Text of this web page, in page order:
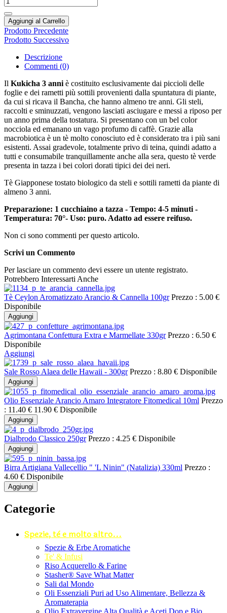
Aggiungi al Carrello
Prodotto Precedente
Prodotto Successivo
Descrizione
Commenti (0)
Il Kukicha 3 anni è costituito esclusivamente dai piccioli delle
foglie e dei rametti più sottili provenienti dalla spuntatura di piante,
da cui si ricava il Bancha, che hanno almeno tre anni. Gli steli,
raccolti e sminuzzati, vengono lasciati asciugare e messi a riposo per
un anno prima della tostatura. Si presentano con un bel color
nocciola ed emanano un vago profumo di caffè. Grazie alla
macrobiotica è un tè molto conosciuto ed è considerato tra i più sani
esistenti. Assai gradevole, totalmente privo di teina, quindi adatto a
tutti e consumabile tranquillamente anche alla sera, questo tè verde
presenta in tazza i bei colori dorati tipici dei dei neri.
Tè Giapponese tostato biologico da steli e sottili rametti da piante di
almeno 3 anni.
Preparazione: 1 cucchiaino a tazza - Tempo: 4-5 minuti -
Temperatura: 70°- Uso: puro. Adatto ad essere reifuso.
Non ci sono commenti per questo articolo.
Scrivi un Commento
Per lasciare un commento devi essere un utente registrato.
Potrebbero Interessarti Anche
Tè Ceylon Aromatizzato Arancio & Cannella 100gr Prezzo : 5.00 €
Disponibile
Aggiungi
Agrimontana Confettura Extra e Marmellate 330gr Prezzo : 6.50 €
Disponibile
Aggiungi
Sale Rosso Alaea delle Hawaii - 300gr Prezzo : 8.80 € Disponibile
Aggiungi
Olio Essenziale Arancio Amaro Integratore Fitomedical 10ml Prezzo
: 11.40 € 11.90 € Disponibile
Aggiungi
Dialbrodo Classico 250gr Prezzo : 4.25 € Disponibile
Aggiungi
Birra Artigiana Vallecellio " 'L Ninin" (Natalizia) 330ml Prezzo :
4.60 € Disponibile
Aggiungi
Categorie
Spezie, tè e molto altro...
Spezie & Erbe Aromatiche
Te' & Infusi
Riso Acquerello & Farine
Stasher®️ Save What Matter
Sali dal Mondo
Oli Essenziali Puri ad Uso Alimentare, Bellezza &
Aromaterapia
Olio Extravergine Alta Qualità e Aceti Dop e Bio